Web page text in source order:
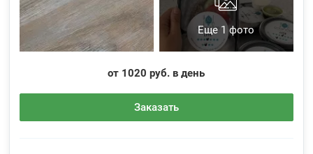
Еще 1 фото
от 1020 руб. в день
Заказать